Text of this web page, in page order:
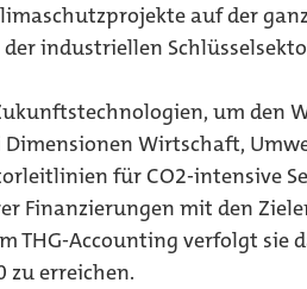
auf der
industriellen
um den
Wirtschaft,
für CO2-intensive
Finanzierungen mit den
THG-Accounting verfolgt sie
zu erreichen.